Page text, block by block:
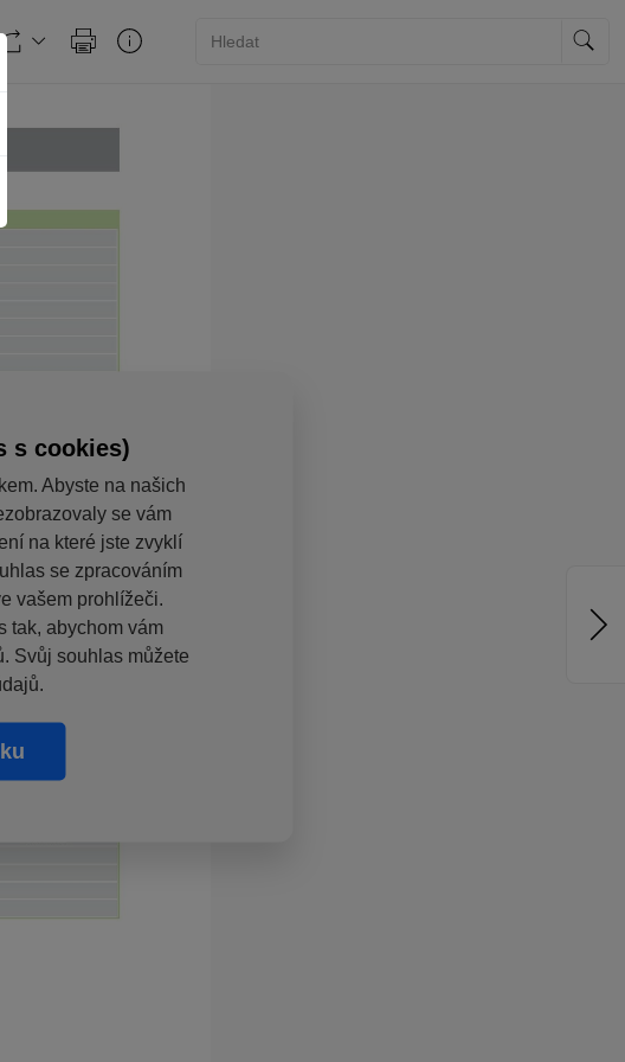
s cookies)
Abyste na našich
se vám
na které jste zvyklí
se zpracováním
vašem prohlížeči.
tak, abychom vám
Svůj souhlas můžete